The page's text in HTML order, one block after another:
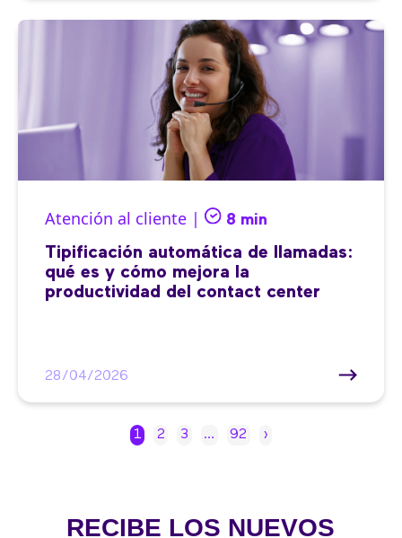
Atención al cliente | 8 min
Tipificación automática de llamadas:
qué es y cómo mejora la
productividad del contact center
28/04/2026
1 2 3 … 92 ›